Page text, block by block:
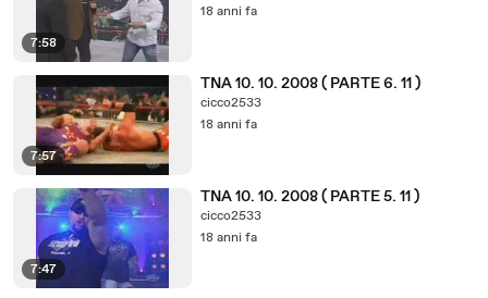
7:58
18 anni fa
7:57
TNA 10. 10. 2008 ( PARTE 6. 11 )
cicco2533
18 anni fa
7:47
TNA 10. 10. 2008 ( PARTE 5. 11 )
cicco2533
18 anni fa